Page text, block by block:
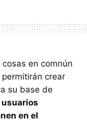
en comnún
crear
su base de
en el